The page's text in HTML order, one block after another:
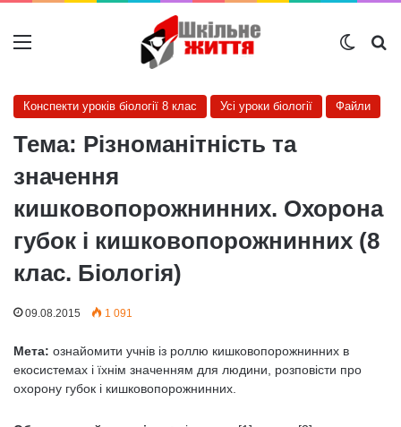
Меню
Конспекти уроків біології 8 клас Усі уроки біології Файли
Тема: Різноманітність та
значення
кишковопорожнинних. Охорона
губок і кишковопорожнинних (8
клас. Біологія)
09.08.2015 1 091
Мета: ознайомити учнів із роллю кишковопорожнинних в
екосистемах і їхнім значенням для людини, розповісти про
охорону губок і кишковопорожнинних.